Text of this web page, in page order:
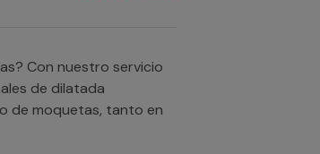
Con nuestro servicio
de dilatada
de moquetas, tanto en